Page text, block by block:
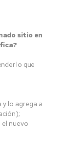
sitio en
lo que
lo agrega a
el nuevo